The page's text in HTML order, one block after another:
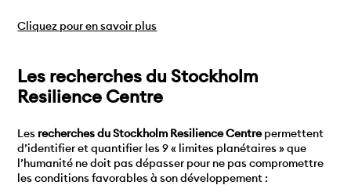
Cliquez pour en savoir plus
Les recherches du Stockholm
Resilience Centre
Les recherches du Stockholm Resilience Centrepermettent
d’identifier et quantifier les 9 « limites planétaires » que
l’humanité ne doit pas dépasser pour ne pas compromettre
les conditions favorables à son développement :